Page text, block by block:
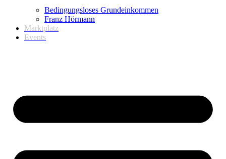
Bedingungsloses Grundeinkommen
Franz Hörmann
Marktplatz
Events